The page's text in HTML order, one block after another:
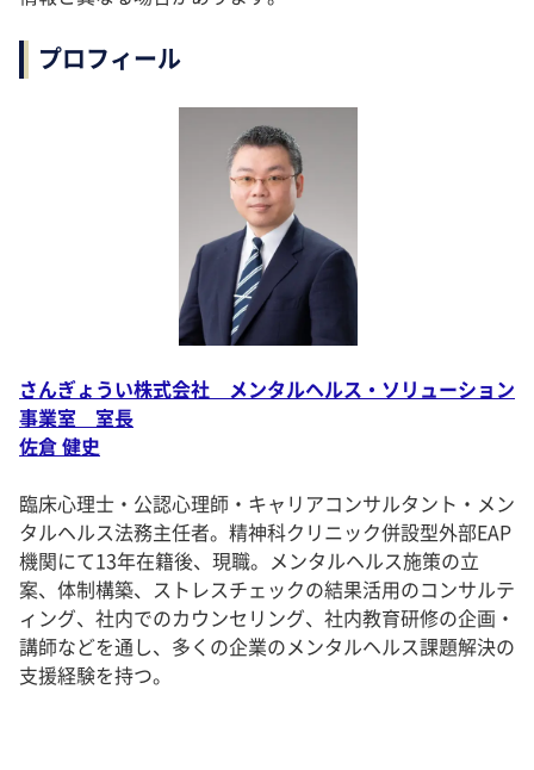
プロフィール
さんぎょうい株式会社 メンタルヘルス・ソリューション
事業室 室長
佐倉 健史
臨床心理士・公認心理師・キャリアコンサルタント・メン
タルヘルス法務主任者。精神科クリニック併設型外部EAP
機関にて13年在籍後、現職。メンタルヘルス施策の立
案、体制構築、ストレスチェックの結果活用のコンサルテ
ィング、社内でのカウンセリング、社内教育研修の企画・
講師などを通し、多くの企業のメンタルヘルス課題解決の
支援経験を持つ。